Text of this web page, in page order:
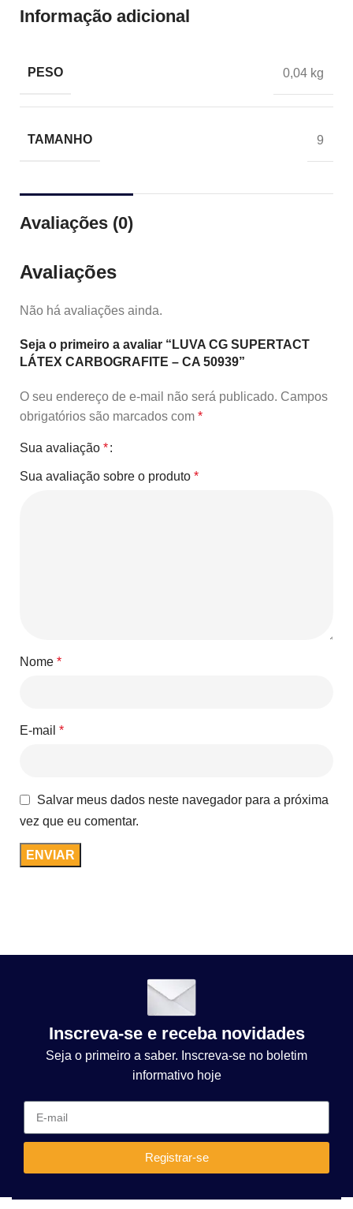
Informação adicional
PESO 0,04 kg
TAMANHO 9
Avaliações (0)
Avaliações
Não há avaliações ainda.
Seja o primeiro a avaliar “LUVA CG SUPERTACT
LÁTEX CARBOGRAFITE – CA 50939”
O seu endereço de e-mail não será publicado. Campos
obrigatórios são marcados com *
Sua avaliação *
Sua avaliação sobre o produto *
Nome *
E-mail *
Salvar meus dados neste navegador para a próxima
vez que eu comentar.
Inscreva-se e receba novidades
Seja o primeiro a saber. Inscreva-se no boletim
informativo hoje
Registrar-se